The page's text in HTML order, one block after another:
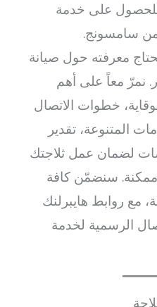
للحصول على خدمة
سامسونج.
معرفته حول صيانة
نمرّ معاً على أهم
خطوات الاتصال
المتنوعة، تقدير
لضمان عمل ثلاجتك
ممكنة. سنضمّن كافة
مع روابط هايبرلنك
الرسمية لخدمة